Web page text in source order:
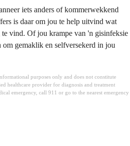
iets anders of kommerwekkend
is daar om jou te help uitvind wat
te vind. Of jou krampe van 'n gisinfeksie
gemaklik en selfversekerd in jou
purposes only and does not constitute
healthcare provider for diagnosis and treatment
emergency, call 911 or go to the nearest emergency